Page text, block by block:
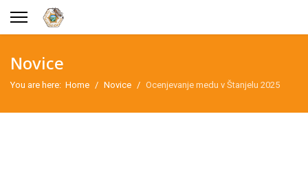
Novice
You are here: Home Novice Ocenjevanje medu v Štanjelu 2025